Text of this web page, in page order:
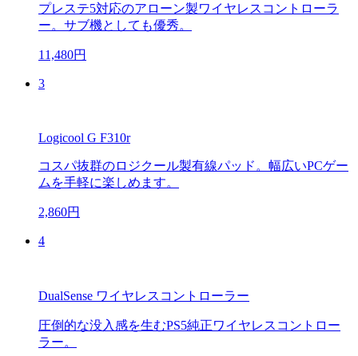
プレステ5対応のアローン製ワイヤレスコントローラ
ー。サブ機としても優秀。
11,480円
3
Logicool G F310r
コスパ抜群のロジクール製有線パッド。幅広いPCゲー
ムを手軽に楽しめます。
2,860円
4
DualSense ワイヤレスコントローラー
圧倒的な没入感を生むPS5純正ワイヤレスコントロー
ラー。